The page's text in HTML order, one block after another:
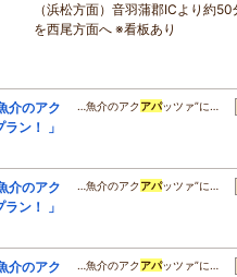
（浜松方面）音羽蒲郡ICより約
を西尾方面へ ※看板あり
介のアク
ン！ 」
…魚介のアクアパッツァ”に…
介のアク
ン！ 」
…魚介のアクアパッツァ”に…
介のアク
…魚介のアクアパッツァ”に…